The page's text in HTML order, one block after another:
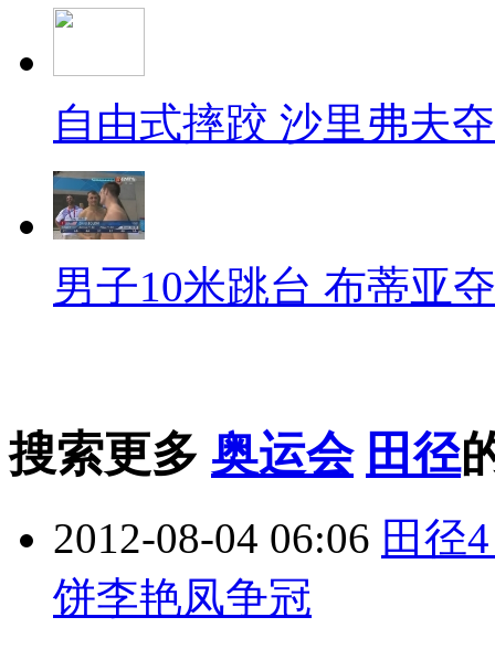
自由式摔跤 沙里弗夫
男子10米跳台 布蒂亚
搜索更多 奥运会 田径
2012-08-04 06:06 田径
饼李艳凤争冠